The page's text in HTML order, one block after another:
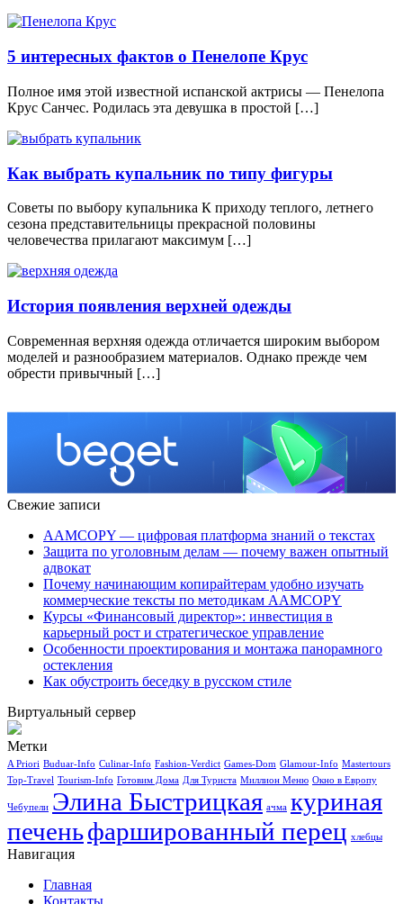
5 интересных фактов о Пенелопе Крус
Полное имя этой известной испанской актрисы — Пенелопа
Круc Санчес. Родилась эта девушка в простой […]
Как выбрать купальник по типу фигуры
Советы по выбору купальника К приходу теплого, летнего
сезона представительницы прекрасной половины
человечества прилагают максимум […]
История появления верхней одежды
Современная верхняя одежда отличается широким выбором
моделей и разнообразием материалов. Однако прежде чем
обрести привычный […]
Свежие записи
AAMCOPY — цифровая платформа знаний о текстах
Защита по уголовным делам — почему важен опытный
адвокат
Почему начинающим копирайтерам удобно изучать
коммерческие тексты по методикам AAMCOPY
Курсы «Финансовый директор»: инвестиция в
карьерный рост и стратегическое управление
Особенности проектирования и монтажа панорамного
остекления
Как обустроить беседку в русском стиле
Виртуальный сервер
Метки
A Priori Buduar-Info Culinar-Info Fashion-Verdict Games-Dom Glamour-Info Mastertours
Top-Travel Tourism-Info Готовим Дома Для Туриста Миллион Меню Окно в Европу
Чебупели Элина Быстрицкая ачма куриная
печеньфаршированный перец хлебцы
Навигация
Главная
Контакты